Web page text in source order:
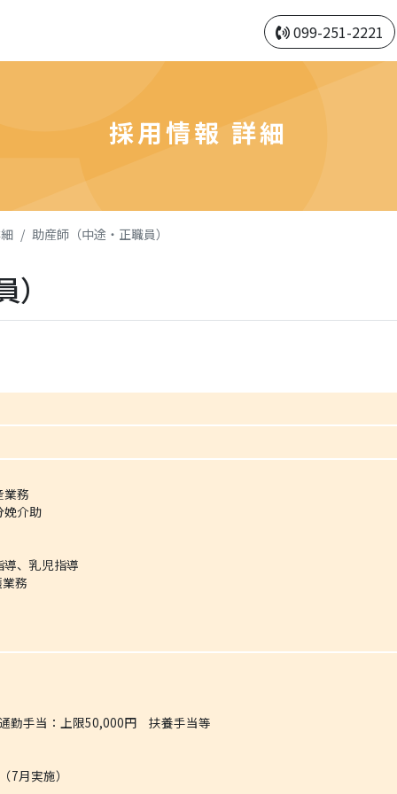
099-251-2221
採用情報 詳細
助産師（中途・正職員）
業務
娩介助
、乳児指導
務
勤手当：上限50,000円 扶養手当等
7月実施）